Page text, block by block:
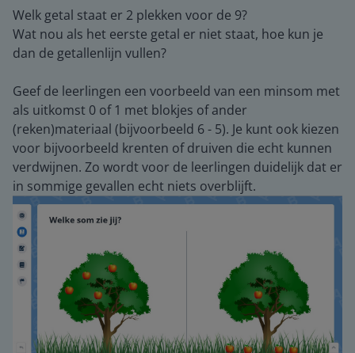
Welk getal staat er 2 plekken voor de 9?
Wat nou als het eerste getal er niet staat, hoe kun je
dan de getallenlijn vullen?
Geef de leerlingen een voorbeeld van een minsom met
als uitkomst 0 of 1 met blokjes of ander
(reken)materiaal (bijvoorbeeld 6 - 5). Je kunt ook kiezen
voor bijvoorbeeld krenten of druiven die echt kunnen
verdwijnen. Zo wordt voor de leerlingen duidelijk dat er
in sommige gevallen echt niets overblijft.